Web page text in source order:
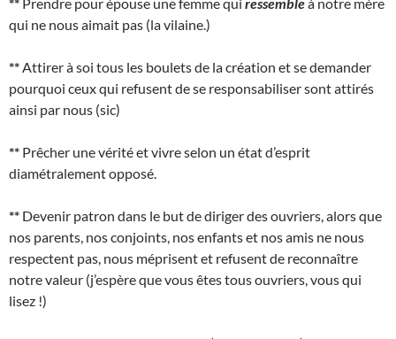
qui ne nous aimait pas (la vilaine.)
** Attirer à soi tous les boulets de la création et se demander
pourquoi ceux qui refusent de se responsabiliser sont attirés
ainsi par nous (sic)
** Prêcher une vérité et vivre selon un état d’esprit
diamétralement opposé.
** Devenir patron dans le but de diriger des ouvriers, alors que
nos parents, nos conjoints, nos enfants et nos amis ne nous
respectent pas, nous méprisent et refusent de reconnaître
notre valeur (j’espère que vous êtes tous ouvriers, vous qui
lisez !)